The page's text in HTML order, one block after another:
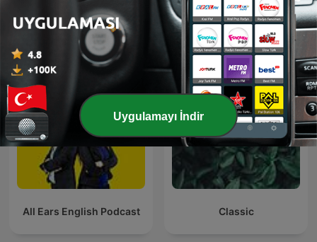
İnsan Kaynakları Yönetimi
Bölümü / Yeditepe
Üniversitesi
100 Kadın 100 Hikaye
All Ears English Podcast Classic
Uygulamayı İndir